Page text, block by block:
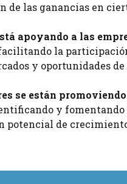
de las ganancias en
apoyando a las
la
y oportunidades
se están
y
potencial de